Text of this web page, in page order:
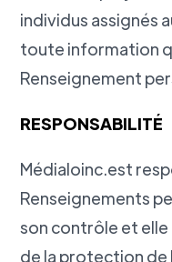
individus assignés
toute information
Renseignement
RESPONSABILITÉ
Médialoinc.est
Renseignements
son contrôle et elle
de la protection de